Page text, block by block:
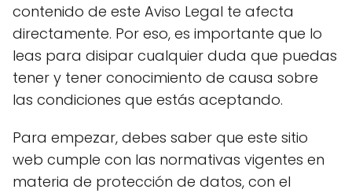
contenido de este Aviso Legal te afecta
directamente. Por eso, es importante que lo
leas para disipar cualquier duda que puedas
tener y tener conocimiento de causa sobre
las condiciones que estás aceptando.
Para empezar, debes saber que este sitio
web cumple con las normativas vigentes en
materia de protección de datos, con el